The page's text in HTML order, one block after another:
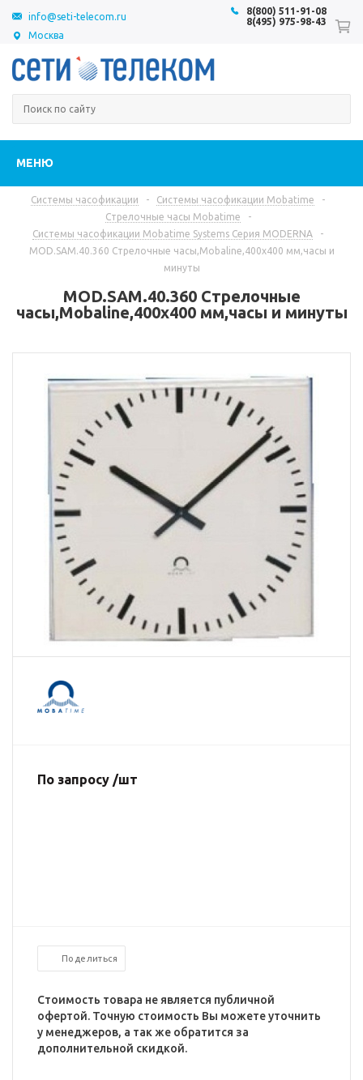
Москва
8(800) 511-91-08
8(495) 975-98-43
info@seti-telecom.ru
МЕНЮ
Системы часофикации - Системы часофикации Mobatime
-
Стрелочные часы Mobatime
-
Системы часофикации Mobatime Systems Серия MODERNA
-
MOD.SAM.40.360 Стрелочные часы,Mobaline,400x400 мм,часы и
минуты
MOD.SAM.40.360 Стрелочные
часы,Mobaline,400x400 мм,часы и минуты
По запросу /шт
Поделиться
Стоимость товара не является публичной
офертой. Точную стоимость Вы можете уточнить
у менеджеров, а так же обратится за
дополнительной скидкой.